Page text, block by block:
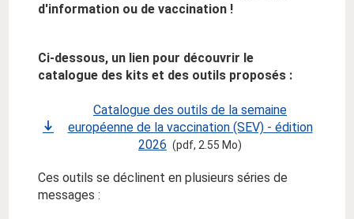
d'information ou de vaccination !
Ci-dessous, un lien pour découvrir le
catalogue des kits et des outils proposés :
Catalogue des outils de la semaine
européenne de la vaccination (SEV) - édition
2026 (pdf, 2.55 Mo)
Ces outils se déclinent en plusieurs séries de
messages :